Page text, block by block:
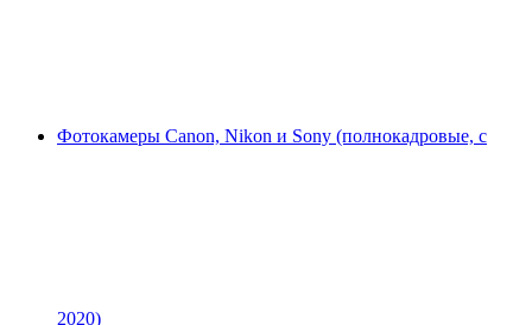
Фотокамеры Canon, Nikon и Sony (полнокадровые, с
2020)